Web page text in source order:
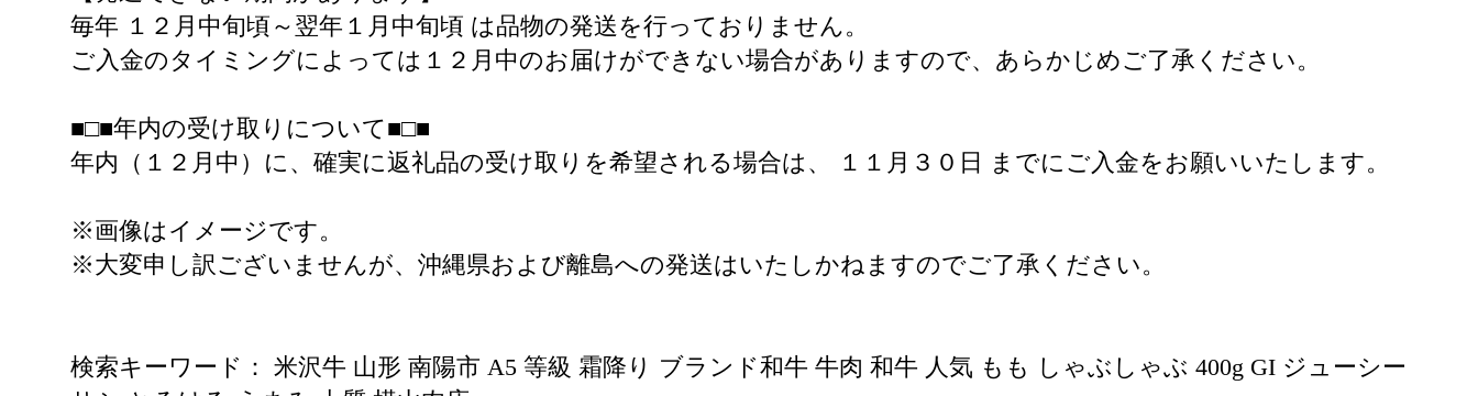
毎年 １２月中旬頃～翌年１月中旬頃 は品物の発送を行っておりません。
ご入金のタイミングによっては１２月中のお届けができない場合がありますので、あらかじめご了承ください。
■□■年内の受け取りについて■□■
年内（１２月中）に、確実に返礼品の受け取りを希望される場合は、 １１月３０日 までにご入金をお願いいたします。
※画像はイメージです。
※大変申し訳ございませんが、沖縄県および離島への発送はいたしかねますのでご了承ください。
検索キーワード： 米沢牛 山形 南陽市 A5 等級 霜降り ブランド和牛 牛肉 和牛 人気 もも しゃぶしゃぶ 400g GI ジューシー